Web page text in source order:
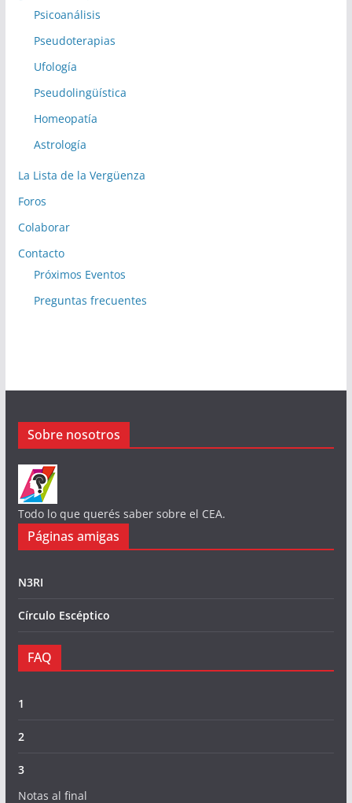
Psicoanálisis
Pseudoterapias
Ufología
Pseudolingüística
Homeopatía
Astrología
La Lista de la Vergüenza
Foros
Colaborar
Contacto
Próximos Eventos
Preguntas frecuentes
Sobre nosotros
Todo lo que querés saber sobre el CEA.
Páginas amigas
N3RI
Círculo Escéptico
FAQ
1
2
3
Notas al final